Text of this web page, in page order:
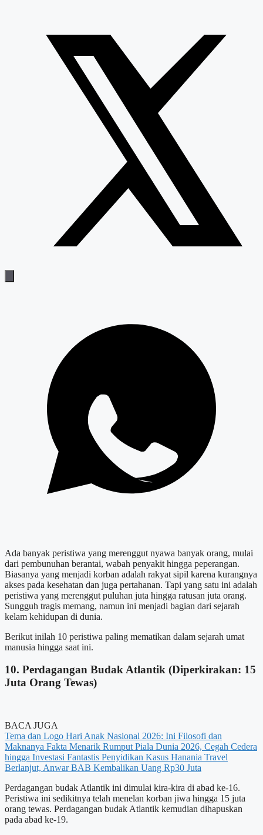
Ada banyak peristiwa yang merenggut nyawa banyak orang, mulai
dari pembunuhan berantai, wabah penyakit hingga peperangan.
Biasanya yang menjadi korban adalah rakyat sipil karena kurangnya
akses pada kesehatan dan juga pertahanan. Tapi yang satu ini adalah
peristiwa yang merenggut puluhan juta hingga ratusan juta orang.
Sungguh tragis memang, namun ini menjadi bagian dari sejarah
kelam kehidupan di dunia.
Berikut inilah 10 peristiwa paling mematikan dalam sejarah umat
manusia hingga saat ini.
10. Perdagangan Budak Atlantik (Diperkirakan: 15
Juta Orang Tewas)
BACA JUGA
Tema dan Logo Hari Anak Nasional 2026: Ini Filosofi dan
Maknanya Fakta Menarik Rumput Piala Dunia 2026, Cegah Cedera
hingga Investasi Fantastis Penyidikan Kasus Hanania Travel
Berlanjut, Anwar BAB Kembalikan Uang Rp30 Juta
Perdagangan budak Atlantik ini dimulai kira-kira di abad ke-16.
Peristiwa ini sedikitnya telah menelan korban jiwa hingga 15 juta
orang tewas. Perdagangan budak Atlantik kemudian dihapuskan
pada abad ke-19.